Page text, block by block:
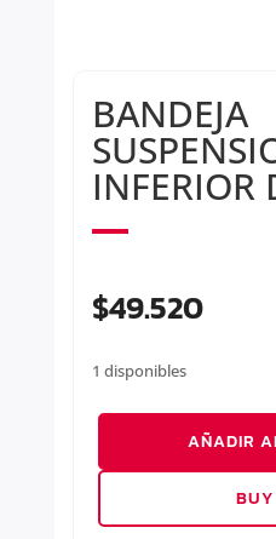
BANDEJA
INFERIOR
$49.520
1 disponibles
BANDEJA
SUSPENSION
INFERIOR
cantidad
AÑADIR
BUY